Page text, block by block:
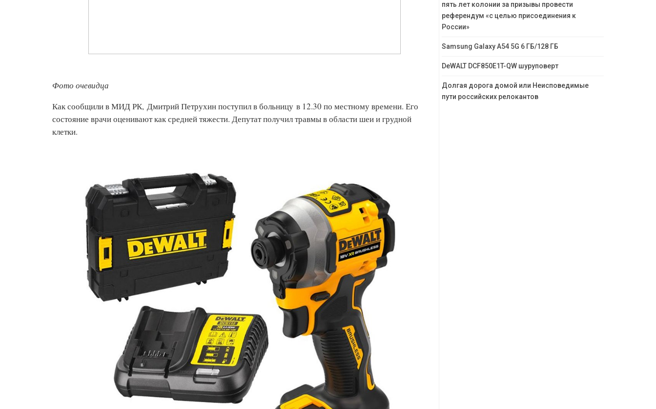
Фото очевидца
Как сообщили в МИД РК, Дмитрий Петрухин поступил в больницу в 12.30 по местному времени. Его
состояние врачи оценивают как средней тяжести. Депутат получил травмы в области шеи и грудной
клетки.
пять лет колонии за призывы провести
референдум «с целью присоединения к
России»
Samsung Galaxy A54 5G 6 ГБ/128 ГБ
DeWALT DCF850E1T-QW шуруповерт
Долгая дорога домой или Неисповедимые
пути российских релокантов